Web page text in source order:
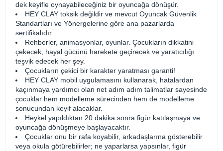
dek keyifle oynayabileceğiniz bir oyuncağa dönüşür.
HEY CLAY toksik değildir ve mevcut Oyuncak Güvenlik
Standartları ve Yönergelerine göre ana pazarlarda
sertifikalıdır.
Rehberler, animasyonlar, oyunlar. Çocukların dikkatini
çekecek, hayal gücünü harekete geçirecek ve yaratıcılığı
teşvik edecek her şey.
Çocukların çekici bir karakter yaratması garanti!
HEY CLAY mobil uygulamasını kullanarak, hatalardan
kaçınmaya yardımcı olan net adım adım talimatlar sayesinde
çocuklar hem modelleme sürecinden hem de modelleme
sonucundan keyif alacaklar.
Heykel yapıldıktan 20 dakika sonra figür katılaşmaya ve
oyuncağa dönüşmeye başlayacaktır.
Çocuklar onu bir rafa koyabilir, arkadaşlarına gösterebilir
veya okula götürebilirler; ne yaparlarsa yapsınlar, figür